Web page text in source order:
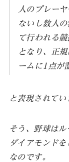
人のプレー
ないし数人
て行われる
となり、正
ームに1点が
と表現されてい
そう、野球はル
ダイアモンド
なのです。